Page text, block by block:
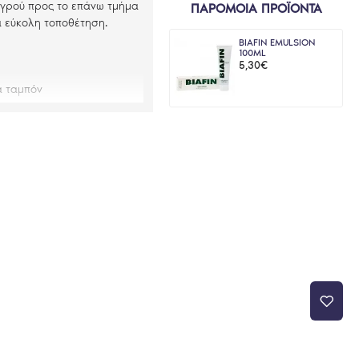
προς το επάνω τμήμα
τοποθέτηση.
ταμπόν
βρίσκεται μεταξύ της
κλίση προς τα επάνω.
Μόλις το ταμπόν είναι
ΠΑΡΟΜΟΙΑ ΠΡΟΪΟΝΤΑ
BIAFIN EMULSION
100ML
5,30€